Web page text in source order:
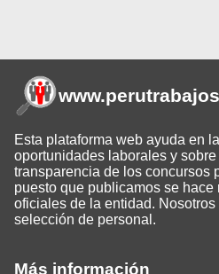
Más información
www.perutrabajos
Esta plataforma web ayuda en
oportunidades laborales y
transparencia de los concursos
puesto que publicamos se
oficiales de la entidad.
selección de personal.